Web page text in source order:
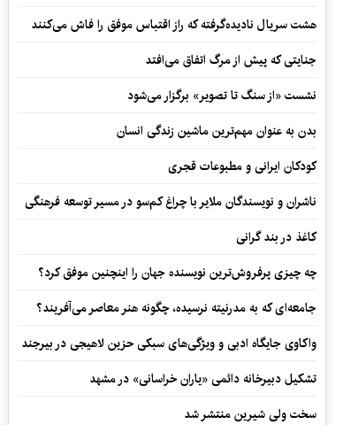
هشت سریال نادیده‌گرفته که راز اقتباس موفق را فاش می‌کنند
جنایتی که پیش از مرگ اتفاق می‌افتد
نشست «از سنگ تا تصویر» برگزار می‌شود
بدن به عنوان مهم‌ترین ماشین زندگی انسان
کودکان ایرانی و مطبوعات قجری
ناشران و نویسندگان ملایر با چراغ کم‌سو در مسیر توسعه فرهنگی
کاغذ در بند گرانی
چه چیزی پرفروش‌ترین نویسنده جهان را اینچنین موفق کرد؟
جامعه‌ای که به مدرنیته نرسیده، چگونه هنر معاصر می‌آفریند؟
واکاوی جایگاه ادبی و ویژگی‌های سبکی حزین لاهیجی در بیرجند
تشکیل دبیرخانه دائمی «یاران خراسانی» در مشهد
سخت ولی شیرین منتشر شد